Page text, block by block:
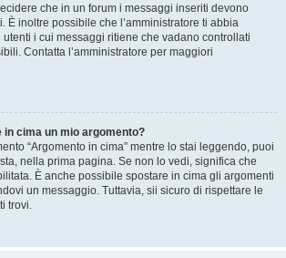
che in un forum i messaggi inseriti devono
È inoltre possibile che l’amministratore ti abbia
i cui messaggi ritiene che vadano controllati
Contatta l’amministratore per maggiori
cima un mio argomento?
“Argomento in cima” mentre lo stai leggendo, puoi
nella prima pagina. Se non lo vedi, significa che
È anche possibile spostare in cima gli argomenti
un messaggio. Tuttavia, sii sicuro di rispettare le
trovi.